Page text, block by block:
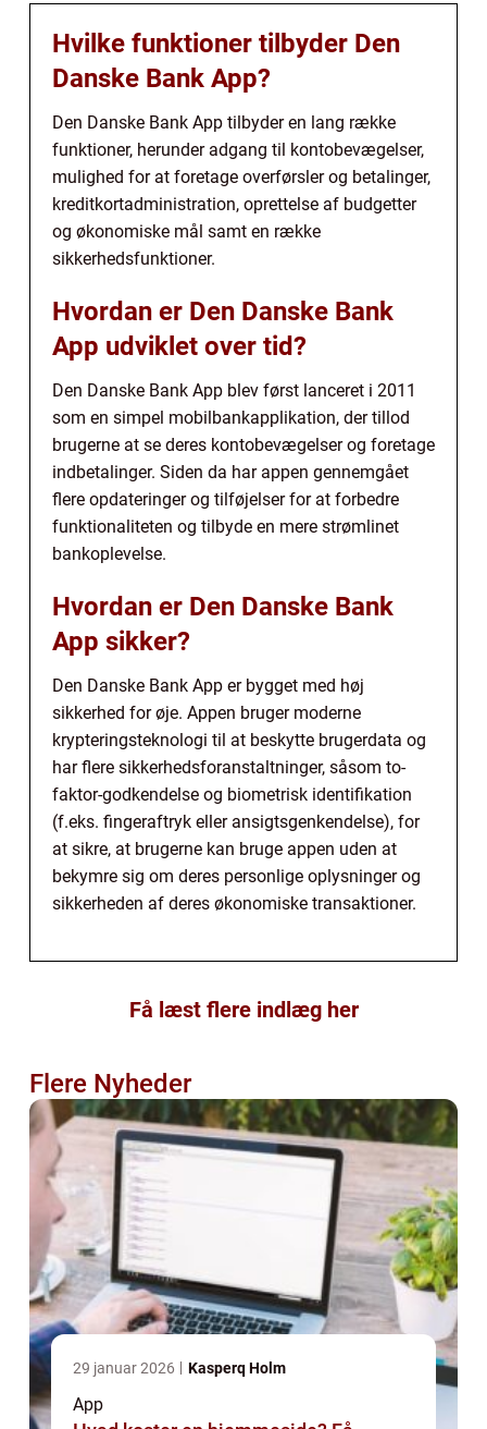
Hvilke funktioner tilbyder Den
Danske Bank App?
Den Danske Bank App tilbyder en lang række
funktioner, herunder adgang til kontobevægelser,
mulighed for at foretage overførsler og betalinger,
kreditkortadministration, oprettelse af budgetter
og økonomiske mål samt en række
sikkerhedsfunktioner.
Hvordan er Den Danske Bank
App udviklet over tid?
Den Danske Bank App blev først lanceret i 2011
som en simpel mobilbankapplikation, der tillod
brugerne at se deres kontobevægelser og foretage
indbetalinger. Siden da har appen gennemgået
flere opdateringer og tilføjelser for at forbedre
funktionaliteten og tilbyde en mere strømlinet
bankoplevelse.
Hvordan er Den Danske Bank
App sikker?
Den Danske Bank App er bygget med høj
sikkerhed for øje. Appen bruger moderne
krypteringsteknologi til at beskytte brugerdata og
har flere sikkerhedsforanstaltninger, såsom to-
faktor-godkendelse og biometrisk identifikation
(f.eks. fingeraftryk eller ansigtsgenkendelse), for
at sikre, at brugerne kan bruge appen uden at
bekymre sig om deres personlige oplysninger og
sikkerheden af deres økonomiske transaktioner.
Få læst flere indlæg her
Flere Nyheder
29 januar 2026 Kasperq Holm
App